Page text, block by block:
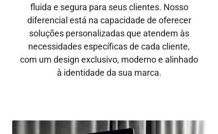
fluida e segura para seus clientes. Nosso
diferencial está na capacidade de oferecer
soluções personalizadas que atendem às
necessidades específicas de cada cliente,
com um design exclusivo, moderno e alinhado
à identidade da sua marca.